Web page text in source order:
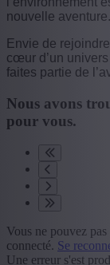
nouvelle aventure.
Envie de
cœur d’un
faites partie de
Nous avons
pour vous.
Vous ne pouvez
connecté. Se
Une erreur s'est